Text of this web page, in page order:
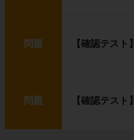
問題 【確認テスト】
問題 【確認テスト】